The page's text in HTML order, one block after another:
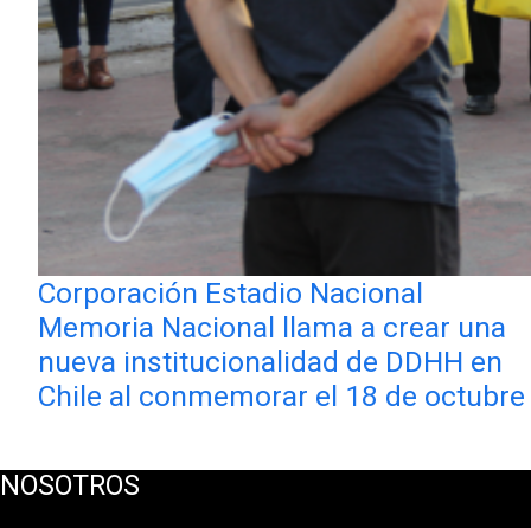
Corporación Estadio Nacional
Memoria Nacional llama a crear una
nueva institucionalidad de DDHH en
Chile al conmemorar el 18 de octubre
NOSOTROS